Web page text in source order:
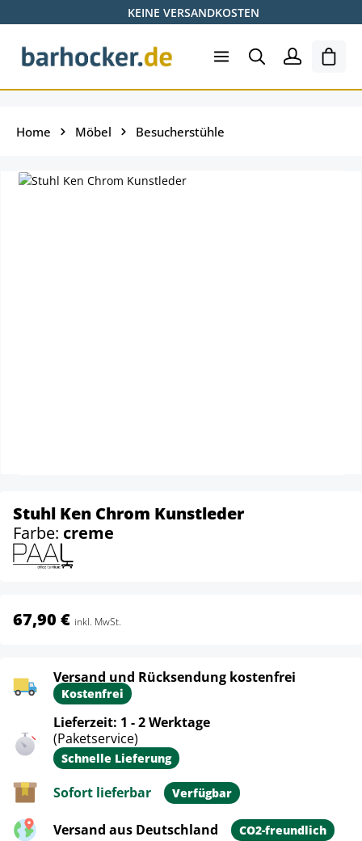
Zum Hauptinhalt springenKEINE VERSANDKOSTEN
Home Möbel Besucherstühle
Stuhl Ken Chrom Kunstleder
Farbe: creme
67,90 € inkl. MwSt.
Versand und Rücksendung kostenfrei
Kostenfrei
Lieferzeit: 1 - 2 Werktage
(Paketservice)
Schnelle Lieferung
Sofort lieferbar Verfügbar
Versand aus Deutschland CO2-freundlich